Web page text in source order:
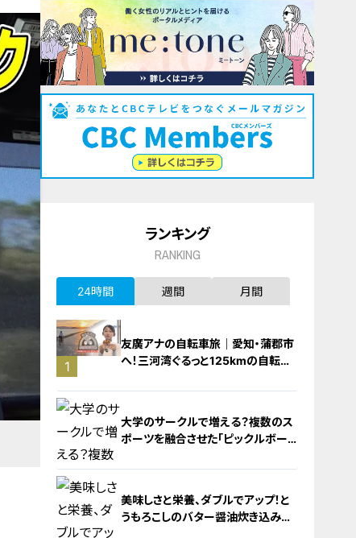
ランキング
RANKING
24時間 週間 月間
1
友廣アナの自転車旅｜愛知・蒲郡市
へ！三河湾ぐるっと125kmの自転車
大学のサークルで増える？複数のス
ポーツを融合させた「ピックルボー
美味しさと栄養、ダブルでアップ！と
うもろこしのバター醤油炊き込みご